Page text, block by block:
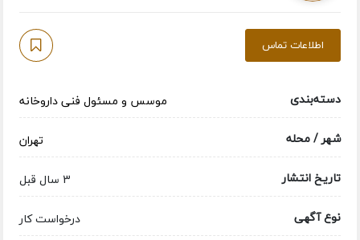
اطلاعات تماس
دسته‌بندی
موسس و مسئول فنی داروخانه
شهر / محله
تهران
تاریخ انتشار
3 سال قبل
نوع آگهی
درخواست کار